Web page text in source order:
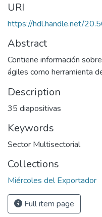
URI
https://hdl.handle.net/
Abstract
Contiene información
ágiles como herramienta
Description
35 diapositivas
Keywords
Sector Multisectorial
Collections
Miércoles del Exportador
Full item page